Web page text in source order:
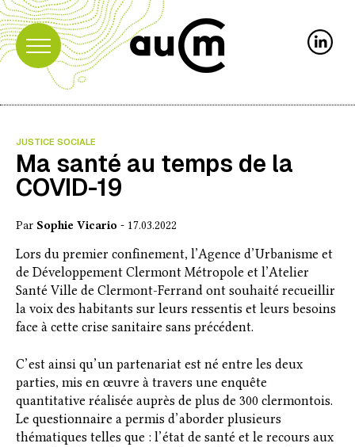
JUSTICE SOCIALE
Ma santé au temps de la
COVID-19
Par Sophie Vicario - 17.03.2022
Lors du premier confinement, l’Agence d’Urbanisme et
de Développement Clermont Métropole et l’Atelier
Santé Ville de Clermont-Ferrand ont souhaité recueillir
la voix des habitants sur leurs ressentis et leurs besoins
face à cette crise sanitaire sans précédent.
C’est ainsi qu’un partenariat est né entre les deux
parties, mis en œuvre à travers une enquête
quantitative réalisée auprès de plus de 300 clermontois.
Le questionnaire a permis d’aborder plusieurs
thématiques telles que : l’état de santé et le recours aux